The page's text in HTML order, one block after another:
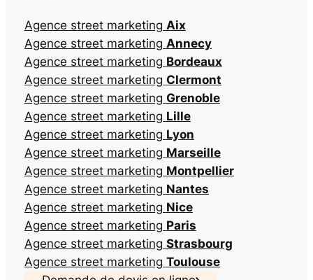
Agence street marketing Aix
Agence street marketing Annecy
Agence street marketing Bordeaux
Agence street marketing Clermont
Agence street marketing Grenoble
Agence street marketing Lille
Agence street marketing Lyon
Agence street marketing Marseille
Agence street marketing Montpellier
Agence street marketing Nantes
Agence street marketing Nice
Agence street marketing Paris
Agence street marketing Strasbourg
Agence street marketing Toulouse